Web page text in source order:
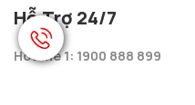
Hỗ Trợ 24/7
Hotline 1: 1900 888 899